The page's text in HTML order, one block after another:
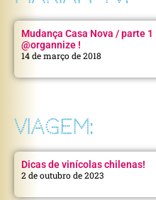
Mudança Casa Nova / parte
@organnize !
14 de março de 2018
VIAGEM:
Dicas de vinícolas chilenas!
2 de outubro de 2023